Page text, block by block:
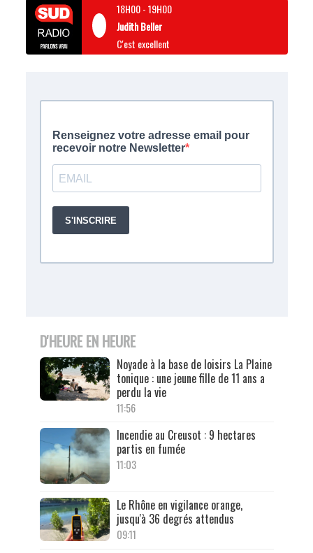
18H00-19H00
Judith Beller
C'est excellent
D'HEURE EN HEURE
Noyade à la base de loisirs La Plaine
tonique : une jeune fille de 11 ans a
perdu la vie
11:56
Incendie au Creusot : 9 hectares
partis en fumée
11:03
Le Rhône en vigilance orange,
jusqu'à 36 degrés attendus
09:11